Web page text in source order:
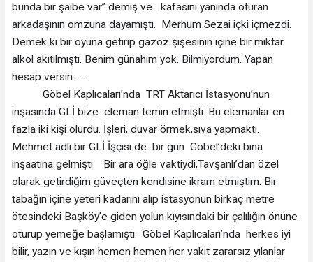
bunda bir şaibe var” demiş ve kafasını yanında oturan
arkadaşının omzuna dayamıştı. Merhum Sezai içki içmezdi.
Demek ki bir oyuna getirip gazoz şişesinin içine bir miktar
alkol akıtılmıştı. Benim günahım yok. Bilmiyordum. Yapan
hesap versin. ….
Göbel Kaplıcaları’nda TRT Aktarıcı İstasyonu’nun
inşasında GLİ bize eleman temin etmişti. Bu elemanlar en
fazla iki kişi olurdu. İşleri, duvar örmek,sıva yapmaktı.
Mehmet adlı bir GLİ İşçisi de bir gün Göbel’deki bina
inşaatına gelmişti. Bir ara öğle vaktiydi,Tavşanlı’dan özel
olarak getirdiğim güveçten kendisine ikram etmiştim. Bir
tabağın içine yeteri kadarını alıp istasyonun birkaç metre
ötesindeki Başköy’e giden yolun kıyısındaki bir çalılığın önüne
oturup yemeğe başlamıştı. Göbel Kaplıcaları’nda herkes iyi
bilir, yazın ve kışın hemen hemen her vakit zararsız yılanlar